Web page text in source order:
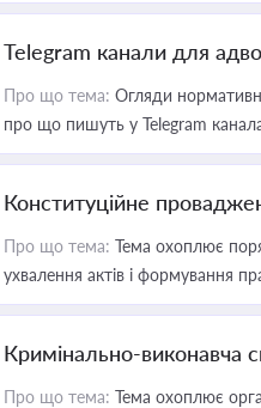
Telegram канали для
Про що тема: Огляди
про що пишуть у Telegram
Конституційне
Про що тема: Тема охоплює
ухвалення актів і формування
Кримінально-виконавча
Про що тема: Тема охоплює